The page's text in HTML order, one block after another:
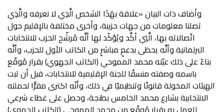
وأضاف ذات البيان «علاقة بهَذَا الشخص الَّذِي لا نعرفه والَّذِي
تصلنا معلومات من جهات حزبية، وأخرى مختلفة بالإقليم حول
اتّصالاته بها، الَّتِي أكَّد ويُؤكّد لها أنَّه مُرشّح الحزب للانتخابات
البرلمانية وأنَّه يحظى بدعمٍ مباشرٍ من الكاتب الأول للحزب، وأنَّه
بناءً على ذلك عيّنه محمد المموحي (الكاتب الجهوي) بقرار مُوقّع
باسمه وصفته منسقًا للجنة الإقليمية للانتخابات، قبل أن تبت
الهيئات المخولة قانونًا وتنظيميًا في ذلك، وأنّه اكترى مقرًّا لحملته
الانتخابية بشارع محمد الخامس بطنجة، وحصل على غطاء شرعي